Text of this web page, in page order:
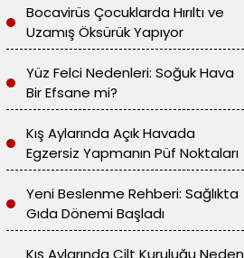
Bocavirüs Çocuklarda Hırıltı ve
Uzamış Öksürük Yapıyor
Yüz Felci Nedenleri: Soğuk Hava
Bir Efsane mi?
Kış Aylarında Açık Havada
Egzersiz Yapmanın Püf Noktaları
Yeni Beslenme Rehberi: Sağlıkta
Gıda Dönemi Başladı
Kış Aylarında Cilt Kuruluğu Neden